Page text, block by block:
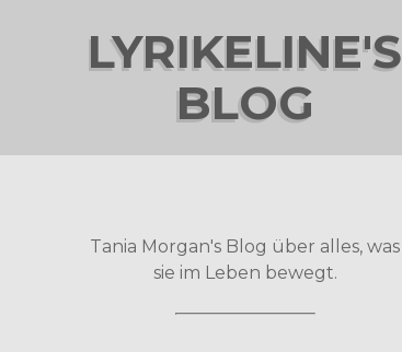
LYRIKELINE'S
BLOG
Tania Morgan's Blog über alles, was
sie im Leben bewegt.